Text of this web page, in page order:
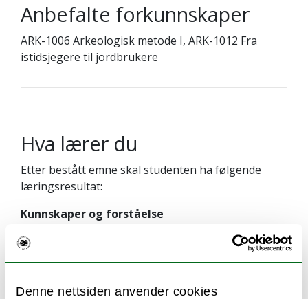
Denne nettsiden anvender cookies
Anbefalte forkunnskaper
ARK-1006 Arkeologisk metode I, ARK-1012 Fra
istidsjegere til jordbrukere
Hva lærer du
Etter bestått emne skal studenten ha følgende
læringsresultat:
Kunnskaper og forståelse
Studenten skal ha:
samt dokumentasjon av funn og strukturer